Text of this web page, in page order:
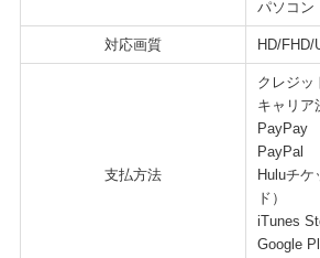
パソコン
対応画質 HD/FHD/
支払方法
クレジッ
キャリア
PayPay
PayPal
Huluチケ
ド）
iTunes
Google